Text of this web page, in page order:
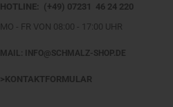
HOTLINE: (+49) 07231 46 24 220
MO - FR VON 08:00 - 17:00 UHR
MAIL: INFO@SCHMALZ-SHOP.DE
>KONTAKTFORMULAR